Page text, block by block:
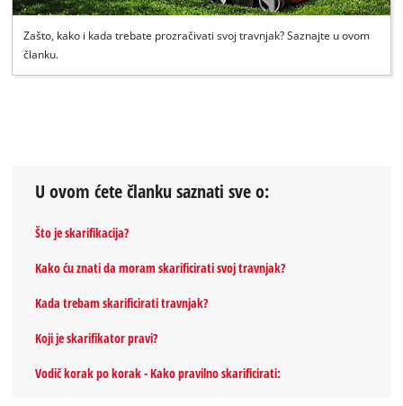
Zašto, kako i kada trebate prozračivati svoj travnjak? Saznajte u ovom
članku.
U ovom ćete članku saznati sve o:
Što je skarifikacija?
Kako ću znati da moram skarificirati svoj travnjak?
Kada trebam skarificirati travnjak?
Koji je skarifikator pravi?
Vodič korak po korak - Kako pravilno skarificirati: